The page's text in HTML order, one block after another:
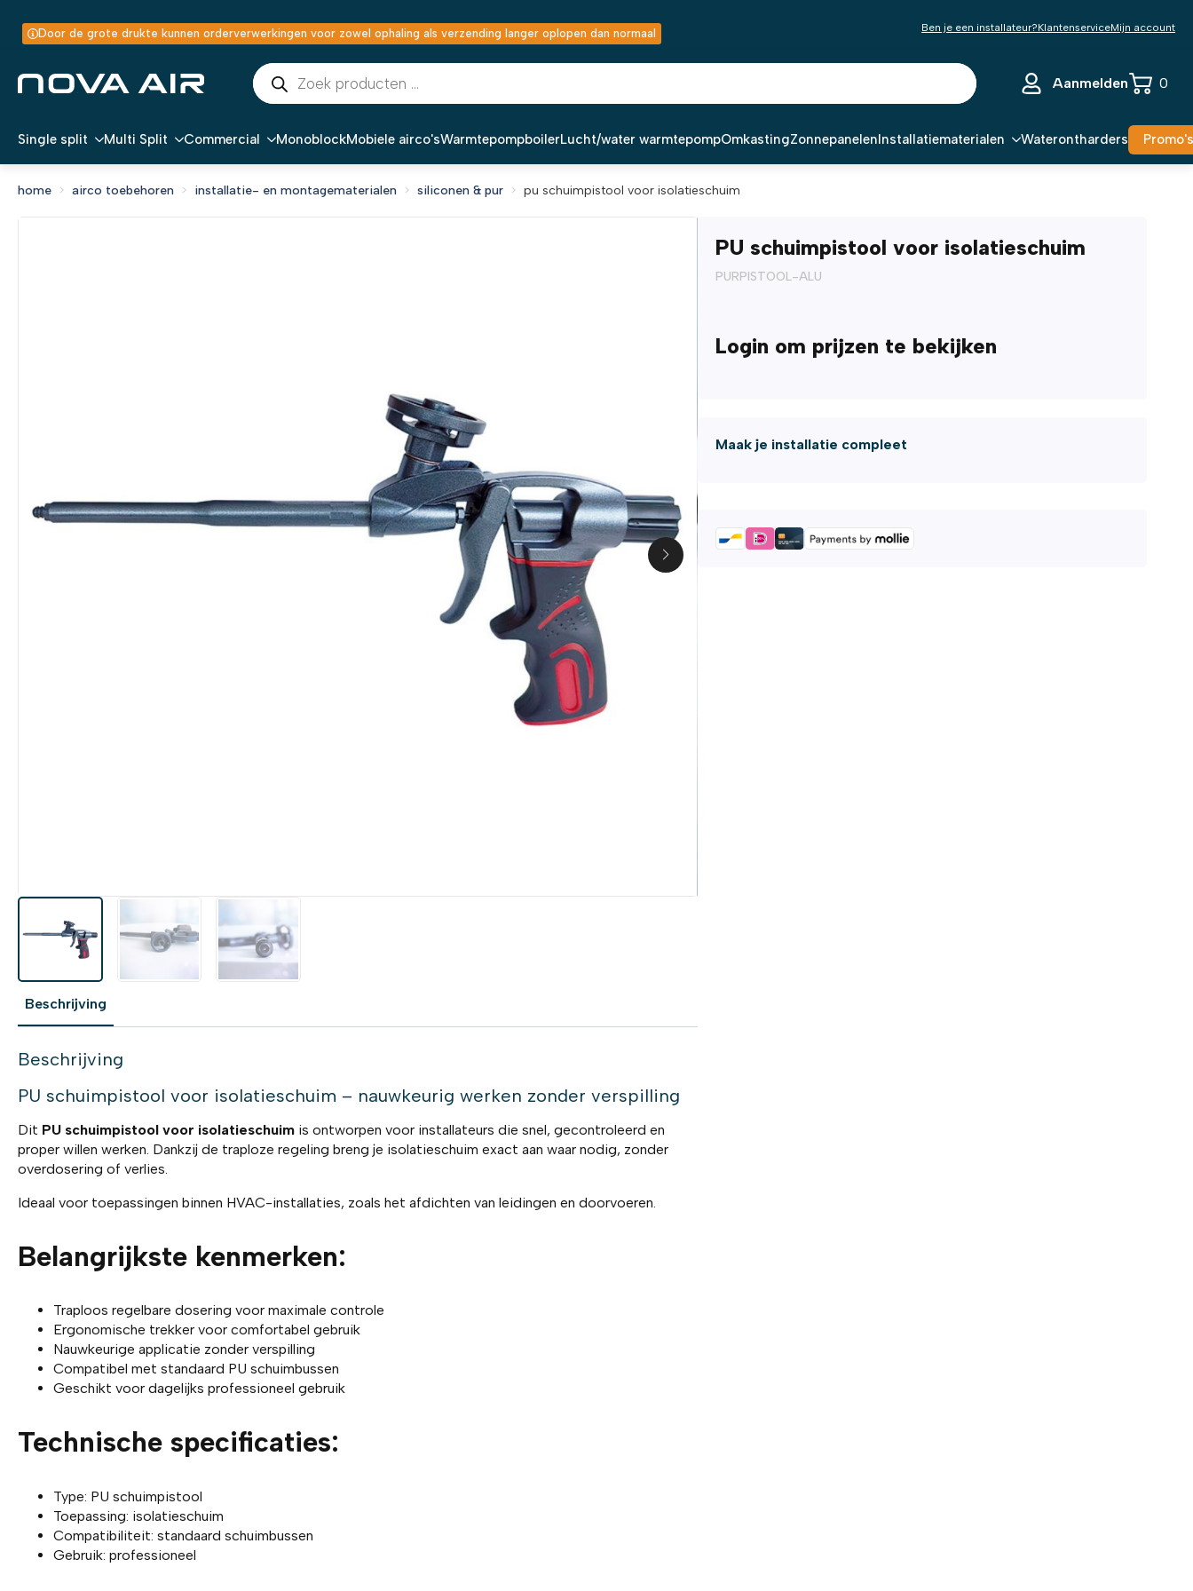
Door de grote drukte kunnen orderverwerkingen voor zowel ophaling als verzending langer oplopen dan normaal Ben je een installateur?KlantenserviceMijn account
Producten
zoeken
Aanmelden 0
Single split Multi Split Commercial MonoblockMobiele airco'sWarmtepompboilerLucht/water warmtepompOmkastingZonnepanelenInstallatiematerialen Waterontharders Promo's
home airco toebehoren installatie- en montagematerialen siliconen & pur pu schuimpistool voor isolatieschuim
Beschrijving
Beschrijving
PU schuimpistool voor isolatieschuim – nauwkeurig werken zonder verspilling
Dit PU schuimpistool voor isolatieschuim is ontworpen voor installateurs die snel, gecontroleerd en
proper willen werken. Dankzij de traploze regeling breng je isolatieschuim exact aan waar nodig, zonder
overdosering of verlies.
Ideaal voor toepassingen binnen HVAC-installaties, zoals het afdichten van leidingen en doorvoeren.
Belangrijkste kenmerken:
Traploos regelbare dosering voor maximale controle
Ergonomische trekker voor comfortabel gebruik
Nauwkeurige applicatie zonder verspilling
Compatibel met standaard PU schuimbussen
Geschikt voor dagelijks professioneel gebruik
Technische specificaties:
Type: PU schuimpistool
Toepassing: isolatieschuim
Compatibiliteit: standaard schuimbussen
Gebruik: professioneel
PU schuimpistool voor isolatieschuim
PURPISTOOL-ALU
Login om prijzen te bekijken
Maak je installatie compleet